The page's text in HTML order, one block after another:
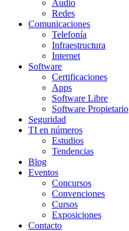
Audio
Redes
Comunicaciones
Telefonía
Infraestructura
Internet
Software
Certificaciones
Apps
Software Libre
Software Propietario
Seguridad
TI en números
Estudios
Tendencias
Blog
Eventos
Concursos
Convenciones
Cursos
Exposiciones
Contacto